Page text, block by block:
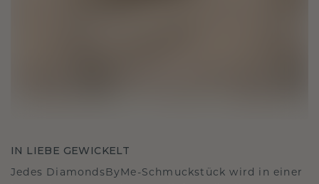
IN LIEBE GEWICKELT
Jedes DiamondsByMe-Schmuckstück wird in einer